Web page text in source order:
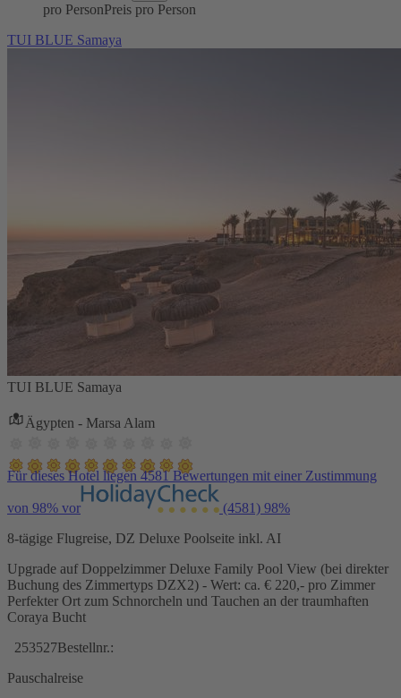
pro PersonPreis pro Person
TUI BLUE Samaya
TUI BLUE Samaya
Ägypten - Marsa Alam
Für dieses Hotel liegen 4581 Bewertungen mit einer Zustimmung
von 98% vor (4581) 98%
8-tägige Flugreise, DZ Deluxe Poolseite inkl. AI
Upgrade auf Doppelzimmer Deluxe Family Pool View (bei direkter
Buchung des Zimmertyps DZX2) - Wert: ca. € 220,- pro Zimmer
Perfekter Ort zum Schnorcheln und Tauchen an der traumhaften
Coraya Bucht
253527Bestellnr.:
Pauschalreise